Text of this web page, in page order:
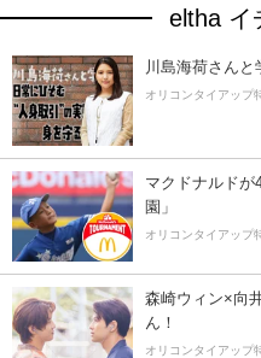
eltha イ
川島海荷さんと
オリコンタイアップ
マクドナルドが
園」
オリコンタイアップ
森崎ウィン×向
ん！
オリコンタイアップ